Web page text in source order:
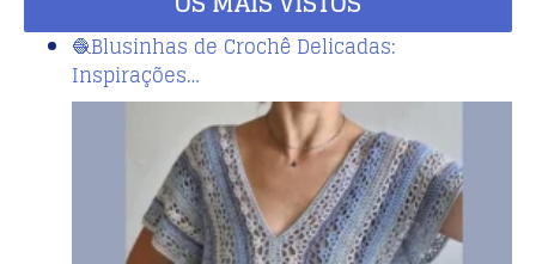
🧶Blusinhas de Crochê Delicadas:
Inspirações…